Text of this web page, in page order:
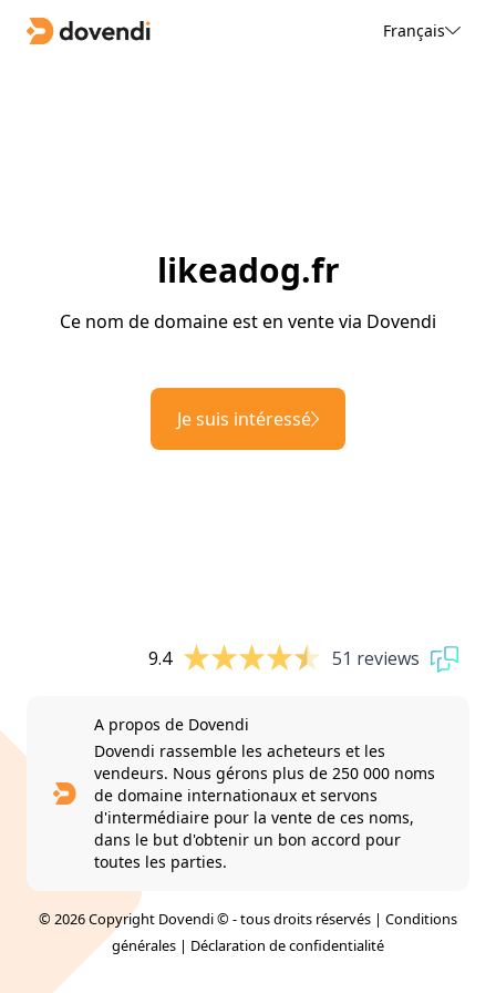
Français
likeadog.fr
Ce nom de domaine est en vente via Dovendi
Je suis intéressé
9.4 51 reviews
A propos de Dovendi
Dovendi rassemble les acheteurs et les
vendeurs. Nous gérons plus de 250 000 noms
de domaine internationaux et servons
d'intermédiaire pour la vente de ces noms,
dans le but d'obtenir un bon accord pour
toutes les parties.
© 2026 Copyright Dovendi © - tous droits réservés | Conditions
générales | Déclaration de confidentialité